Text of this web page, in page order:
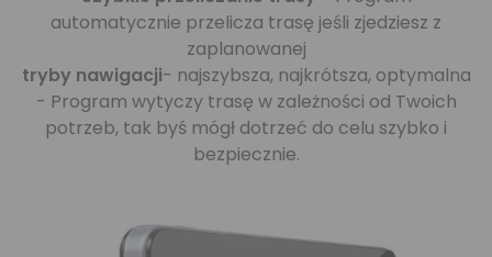
automatycznie przelicza trasę jeśli zjedziesz z
zaplanowanej
tryby nawigacji- najszybsza, najkrótsza, optymalna
- Program wytyczy trasę w zależności od Twoich
potrzeb, tak byś mógł dotrzeć do celu szybko i
bezpiecznie.